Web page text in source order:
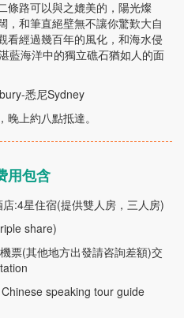
條路可以與之媲美的，陽光燦
，和筆直絕壁無不讓你驚歎大自
看經過幾百年的風化，和海水侵
藍海洋中的獨立礁石猶如人的面
悉尼Sydney
上約八點抵達。
用包含
店:4星住宿(提供雙人房，三人房)
share)
票(其他地方出發請咨詢差額)交
speaking tour guide